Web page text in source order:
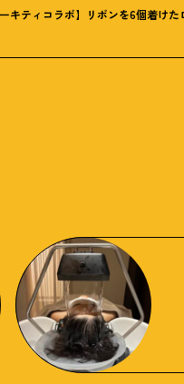
ーキティコラボ】リボンを6個着け